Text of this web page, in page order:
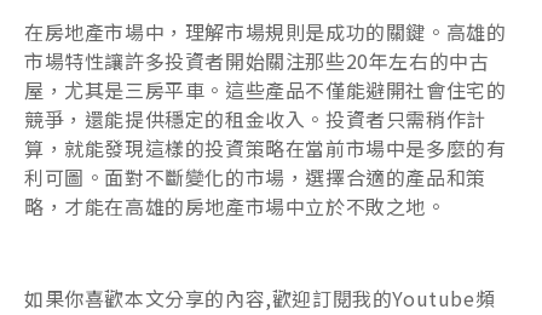
在房地產市場中，理解市場規則是成功的關鍵。高雄的
市場特性讓許多投資者開始關注那些20年左右的中古
屋，尤其是三房平車。這些產品不僅能避開社會住宅的
競爭，還能提供穩定的租金收入。投資者只需稍作計
算，就能發現這樣的投資策略在當前市場中是多麼的有
利可圖。面對不斷變化的市場，選擇合適的產品和策
略，才能在高雄的房地產市場中立於不敗之地。
如果你喜歡本文分享的內容,歡迎訂閱我的Youtube頻